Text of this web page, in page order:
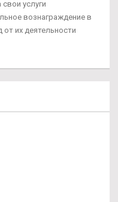
услуги
вознаграждение в
их деятельности